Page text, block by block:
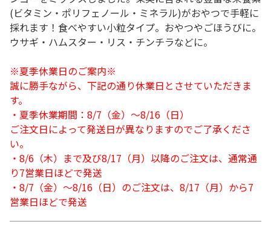
(ビタミン・ポリフェノール・ミネラル)がおやつで手軽に
採れます！食べやすい小粒タイプ。おやつやごほうびに。
ウサギ・ハムスター・リス・チンチラなどに。
※夏季休業日のご案内※
誠に勝手ながら、下記の通り休業日とさせていただきま
す。
・夏季休業期間：8/7（金）～8/16（日）
ご注文日によって発送日が異なりますのでご了承くださ
い。
・8/6（木）まで及び8/17（月）以降のご注文は、通常通
り7営業日ほどで発送
・8/7（金）～8/16（日）のご注文は、8/17（月）から7
営業日ほどで発送